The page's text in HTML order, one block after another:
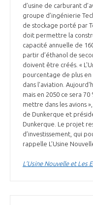
d’usine de carburant
groupe d’ingénierie
de stockage porté par
doit permettre la
capacité annuelle de
partir d’éthanol de
doivent être créés. «
pourcentage de plus
dans l'aviation.
mais en 2050 ce sera
mettre dans les avions
de Dunkerque et
Dunkerque. Le projet
d’investissement, qui
rappelle L’Usine
L’Usine Nouvelle et Les